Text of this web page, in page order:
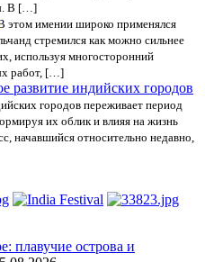
В […]
этом имении широко применялся
стремился как можно сильнее
используя многосторонний
работ, […]
развитие индийских городов
городов переживает период
их облик и влияя на жизнь
начавшийся относительно недавно,
плавучие острова и